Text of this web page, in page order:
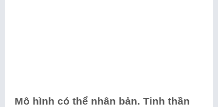
Mô hình có thể nhân bản. Tinh thần